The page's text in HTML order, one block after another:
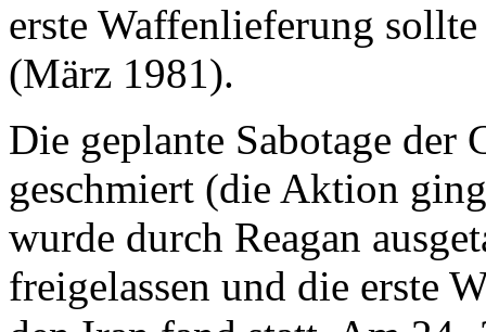
erste Waffenlieferung
(März 1981).
Die geplante Sabotage
geschmiert (die Aktion
wurde durch Reagan
freigelassen und die erste